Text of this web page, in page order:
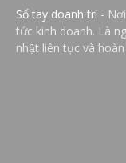
Sổ tay doanh trí -
tức kinh doanh. Là
nhật liên tục và